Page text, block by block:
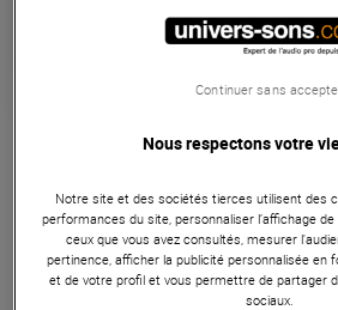
/ mois
Coût de
TAEG
Eligible à la Garantie
Claviers de scène & Pianos
Le pack comprend le piano
son meuble noir équipé de 3
fermé, un adaptateur secteur ainsi
Nous respectons votre
Notre site et des sociétés tierces utilisent des
performances du site, personnaliser l’affichage
ceux que vous avez consultés, mesurer
pertinence, afficher la publicité personnalisée en
et de votre profil et vous permettre de partager
sociaux.
Continuer sans